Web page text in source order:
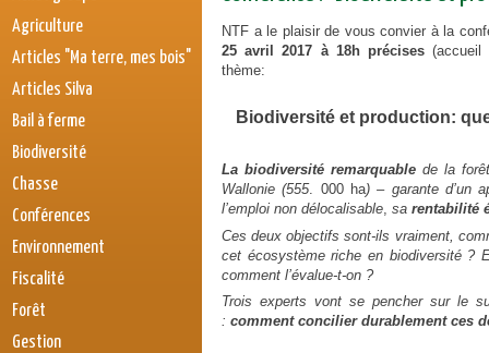
NTF a le plaisir de vous convier à la
25 avril 2017 à 18h précises(accueil
thème:
Biodiversité et production:
La biodiversité remarquable de la
Wallonie (555. 000 ha) – garante d’un
l’emploi non délocalisable, sa rentabilité
Ces deux objectifs sont-ils vraiment,
cet écosystème riche en biodiversité ?
comment l’évalue-t-on ?
Trois experts vont se pencher sur le
: comment concilier durablement ces
Agriculture
Articles "Ma terre, mes bois"
Articles Silva
Bail à ferme
Biodiversité
Chasse
Conférences
Environnement
Fiscalité
Forêt
Gestion